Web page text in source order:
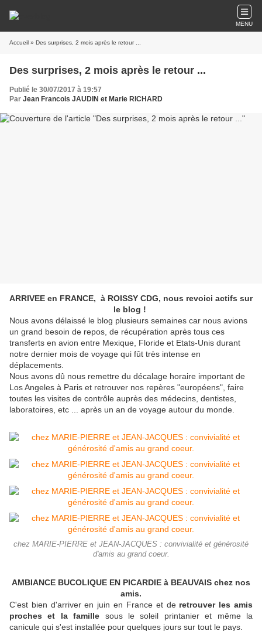
MENU
Accueil » Des surprises, 2 mois après le retour ...
Des surprises, 2 mois après le retour ...
Publié le 30/07/2017 à 19:57
Par Jean Francois JAUDIN et Marie RICHARD
ARRIVEE en FRANCE, à ROISSY CDG, nous revoici actifs sur
le blog !
Nous avons délaissé le blog plusieurs semaines car nous avions
un grand besoin de repos, de récupération après tous ces
transferts en avion entre Mexique, Floride et Etats-Unis durant
notre dernier mois de voyage qui fût très intense en
déplacements.
Nous avons dû nous remettre du décalage horaire important de
Los Angeles à Paris et retrouver nos repères "européens", faire
toutes les visites de contrôle auprès des médecins, dentistes,
laboratoires, etc ... après un an de voyage autour du monde.
chez MARIE-PIERRE et JEAN-JACQUES : convivialité et générosité
d'amis au grand coeur.
AMBIANCE BUCOLIQUE EN PICARDIE à BEAUVAIS chez nos
amis.
C'est bien d'arriver en juin en France et de retrouver les amis
proches et la famille sous le soleil printanier et même la
canicule qui s'est installée pour quelques jours sur tout le pays.